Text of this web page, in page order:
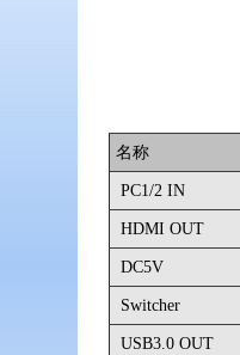
名称
PC1/2 IN
HDMI OUT
DC5V
Switcher
USB3.0 OUT